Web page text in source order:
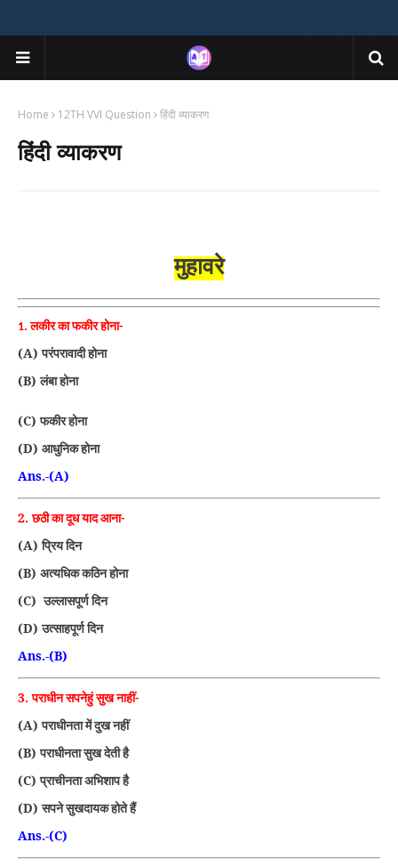
Home 12TH VVI Question हिंदी व्याकरण
हिंदी व्याकरण
मुहावरे
1.लकीर का फकीर होना-
(A)परंपरावादी होना
(B)लंबा होना
(C)फकीर होना
(D) आधुनिक होना
Ans.-(A)
2.छठी का दूध याद आना-
(A)प्रिय दिन
(B) अत्यधिक कठिन होना
(C)उल्लासपूर्ण दिन
(D)उत्साहपूर्ण दिन
Ans.-(B)
3.पराधीन सपनेहुं सुख नाहीं-
(A)पराधीनता में दुख नहीं
(B)पराधीनता सुख देती है
(C)प्राचीनता अभिशाप है
(D)सपने सुखदायक होते हैं
Ans.-(C)